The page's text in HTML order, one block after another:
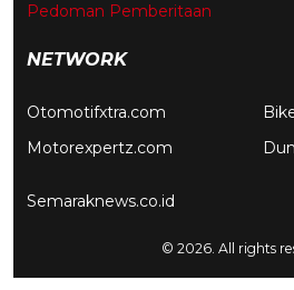
Pedoman Pemberitaan
NETWORK
Otomotifxtra.com
Motorexpertz.com
Semaraknews.co.id
© 2026. All rights